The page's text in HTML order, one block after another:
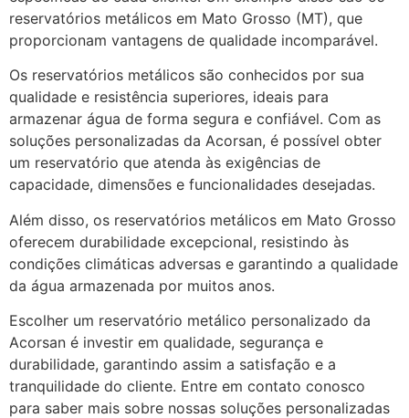
reservatórios metálicos em Mato Grosso (MT), que
proporcionam vantagens de qualidade incomparável.
Os reservatórios metálicos são conhecidos por sua
qualidade e resistência superiores, ideais para
armazenar água de forma segura e confiável. Com as
soluções personalizadas da Acorsan, é possível obter
um reservatório que atenda às exigências de
capacidade, dimensões e funcionalidades desejadas.
Além disso, os reservatórios metálicos em Mato Grosso
oferecem durabilidade excepcional, resistindo às
condições climáticas adversas e garantindo a qualidade
da água armazenada por muitos anos.
Escolher um reservatório metálico personalizado da
Acorsan é investir em qualidade, segurança e
durabilidade, garantindo assim a satisfação e a
tranquilidade do cliente. Entre em contato conosco
para saber mais sobre nossas soluções personalizadas